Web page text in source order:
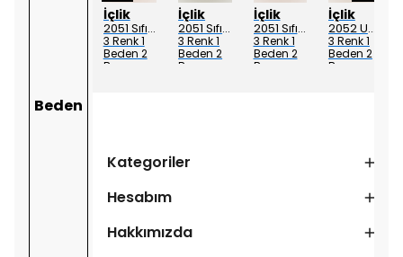
Beden
İçlik
2051 Sıfır Kol Penye içlik Elbise - Ekru
3 Renk 1
Beden 2
Boy
İçlik
2051 Sıfır Kol Penye içlik Elbise - Siyah
3 Renk 1
Beden 2
Boy
İçlik
2051 Sıfır Kol Penye içlik Elbise - Ten
3 Renk 1
Beden 2
Boy
İçlik
2052 Uzun Kol Penye İçlik Elbise - Ekru
3 Renk 1
Beden 2
Boy
Kategoriler
Hesabım
Hakkımızda